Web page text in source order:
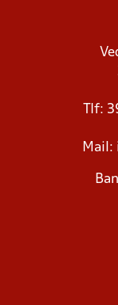
Tlf:
Mail: